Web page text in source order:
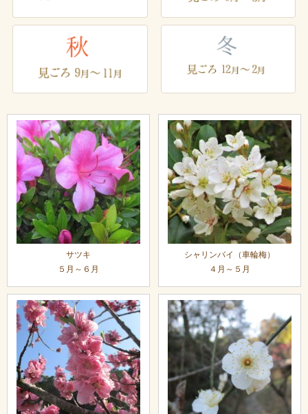
サツキ
５月～６月
シャリンバイ（車輪梅）
４月～５月